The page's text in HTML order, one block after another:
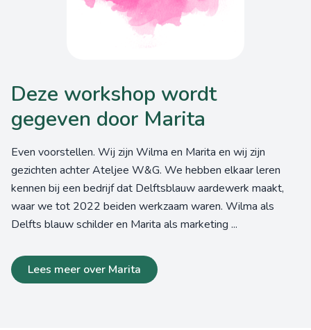
Deze workshop wordt
gegeven door Marita
Even voorstellen. Wij zijn Wilma en Marita en wij zijn
gezichten achter Ateljee W&G. We hebben elkaar leren
kennen bij een bedrijf dat Delftsblauw aardewerk maakt,
waar we tot 2022 beiden werkzaam waren. Wilma als
Delfts blauw schilder en Marita als marketing ...
Lees meer over Marita